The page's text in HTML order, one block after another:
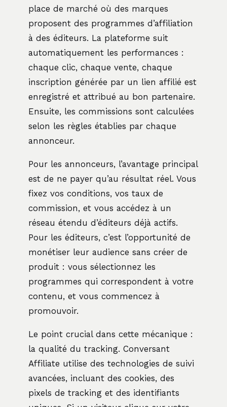
place de marché où des marques
proposent des programmes d’affiliation
à des éditeurs. La plateforme suit
automatiquement les performances :
chaque clic, chaque vente, chaque
inscription générée par un lien affilié est
enregistré et attribué au bon partenaire.
Ensuite, les commissions sont calculées
selon les règles établies par chaque
annonceur.
Pour les annonceurs, l’avantage principal
est de ne payer qu’au résultat réel. Vous
fixez vos conditions, vos taux de
commission, et vous accédez à un
réseau étendu d’éditeurs déjà actifs.
Pour les éditeurs, c’est l’opportunité de
monétiser leur audience sans créer de
produit : vous sélectionnez les
programmes qui correspondent à votre
contenu, et vous commencez à
promouvoir.
Le point crucial dans cette mécanique :
la qualité du tracking. Conversant
Affiliate utilise des technologies de suivi
avancées, incluant des cookies, des
pixels de tracking et des identifiants